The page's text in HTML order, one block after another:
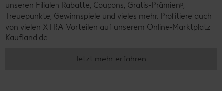
unseren Filialen Rabatte, Coupons, Gratis-Prämienᵖ,
Treuepunkte, Gewinnspiele und vieles mehr. Profitiere auch
von vielen XTRA Vorteilen auf unserem Online-Marktplatz
Kaufland.de
Jetzt mehr erfahren